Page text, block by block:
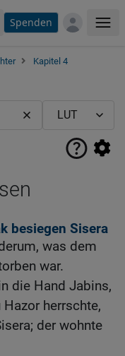
Spenden
Kapitel 4
besiegen Sisera
was dem
war.
die Hand Jabins,
herrschte,
der wohnte